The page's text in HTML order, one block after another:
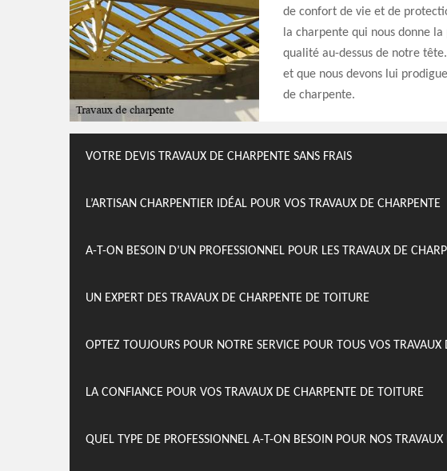
de confort de vie et de
la charpente qui nous donne
qualité au-dessus de notre
et que nous devons lui
de charpente.
VOTRE DEVIS TRAVAUX DE CHARPENTE SANS FRAIS
L’ARTISAN CHARPENTIER IDÉAL POUR VOS TRAVAUX DE CHARPENTE
A-T-ON BESOIN D’UN PROFESSIONNEL POUR LES TRAVAUX DE
UN EXPERT DES TRAVAUX DE CHARPENTE DE TOITURE
OPTEZ TOUJOURS POUR NOTRE SERVICE POUR TOUS VOS TRAVAUX
LA CONFIANCE POUR VOS TRAVAUX DE CHARPENTE DE TOITURE
QUEL TYPE DE PROFESSIONNEL A-T-ON BESOIN POUR NOS TRAVAUX